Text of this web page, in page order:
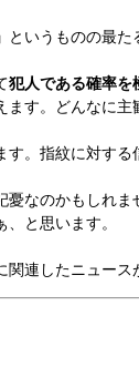
というものの最た
犯人である確率を
す。どんなに
。指紋に対す
なのかもしれま
と思います。
連したニュース